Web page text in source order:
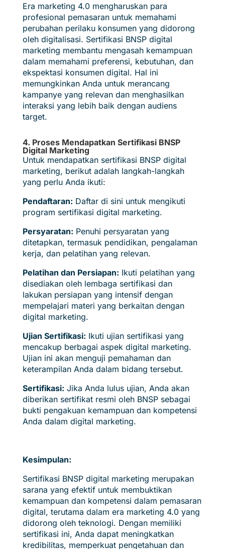
Era marketing 4.0 mengharuskan para
profesional pemasaran untuk memahami
perubahan perilaku konsumen yang didorong
oleh digitalisasi. Sertifikasi BNSP digital
marketing membantu mengasah kemampuan
dalam memahami preferensi, kebutuhan, dan
ekspektasi konsumen digital. Hal ini
memungkinkan Anda untuk merancang
kampanye yang relevan dan menghasilkan
interaksi yang lebih baik dengan audiens
target.
4. Proses Mendapatkan Sertifikasi BNSP
Digital Marketing
Untuk mendapatkan sertifikasi BNSP digital
marketing, berikut adalah langkah-langkah
yang perlu Anda ikuti:
Pendaftaran: Daftar di sini untuk mengikuti
program sertifikasi digital marketing.
Persyaratan: Penuhi persyaratan yang
ditetapkan, termasuk pendidikan, pengalaman
kerja, dan pelatihan yang relevan.
Pelatihan dan Persiapan: Ikuti pelatihan yang
disediakan oleh lembaga sertifikasi dan
lakukan persiapan yang intensif dengan
mempelajari materi yang berkaitan dengan
digital marketing.
Ujian Sertifikasi: Ikuti ujian sertifikasi yang
mencakup berbagai aspek digital marketing.
Ujian ini akan menguji pemahaman dan
keterampilan Anda dalam bidang tersebut.
Sertifikasi: Jika Anda lulus ujian, Anda akan
diberikan sertifikat resmi oleh BNSP sebagai
bukti pengakuan kemampuan dan kompetensi
Anda dalam digital marketing.
Kesimpulan:
Sertifikasi BNSP digital marketing merupakan
sarana yang efektif untuk membuktikan
kemampuan dan kompetensi dalam pemasaran
digital, terutama dalam era marketing 4.0 yang
didorong oleh teknologi. Dengan memiliki
sertifikasi ini, Anda dapat meningkatkan
kredibilitas, memperkuat pengetahuan dan